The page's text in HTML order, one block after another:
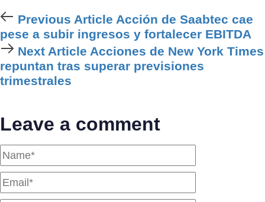
Previous
Article
Previous Article Acción de Saabtec cae
pese a subir ingresos y fortalecer EBITDA
Next
Article
Next Article Acciones de New York Times
repuntan tras superar previsiones
trimestrales
Leave a comment